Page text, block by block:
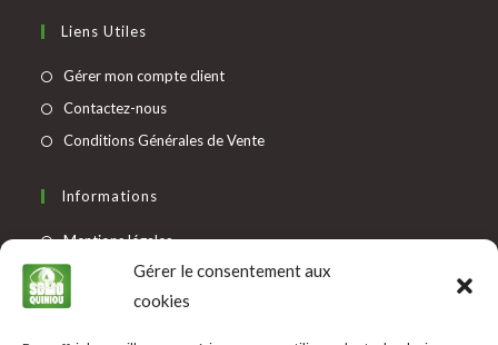
Gérer le consentement aux
cookies
Liens Utiles
Gérer mon compte client
Contactez-nous
Conditions Générales de Vente
Informations
Mentions légales
Protection des données
Modes de paiement